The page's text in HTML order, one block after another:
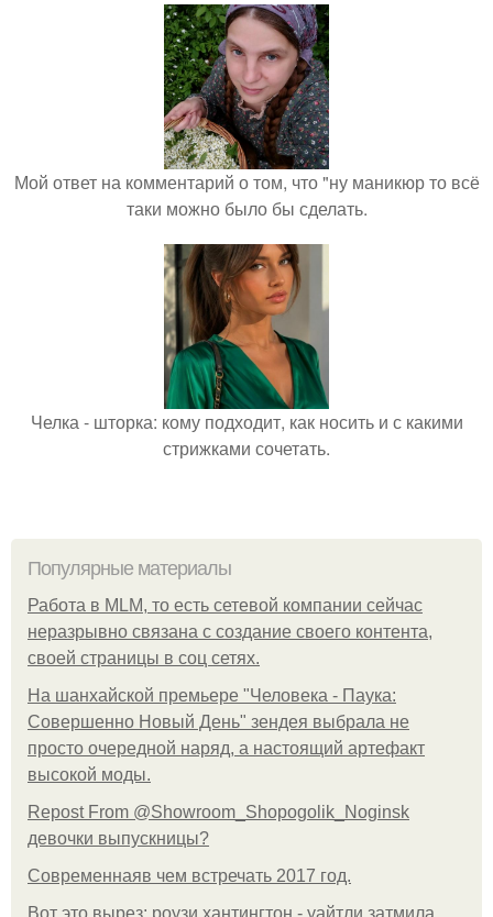
Мой ответ на комментарий о том, что "ну маникюр то всё
таки можно было бы сделать.
Челка - шторка: кому подходит, как носить и с какими
стрижками сочетать.
Популярные материалы
Работа в MLM, то есть сетевой компании сейчас
неразрывно связана с создание своего контента,
своей страницы в соц сетях.
На шанхайской премьере "Человека - Паука:
Совершенно Новый День" зендея выбрала не
просто очередной наряд, а настоящий артефакт
высокой моды.
Repost From @Showroom_Shopogolik_Noginsk
девочки выпускницы?
Современнаяв чем встречать 2017 год.
Вот это вырез: роузи хантингтон - уайтли затмила